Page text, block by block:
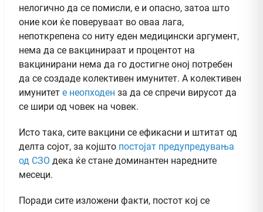
нелогично да се помисли, е и опасно, затоа што
оние кои ќе поверуваат во оваа лага,
непоткрепена со ниту еден медицински аргумент,
нема да се вакцинираат и процентот на
вакцинирани нема да го достигне оној потребен
да се создаде колективен имунитет. А колективен
имунитет е неопходен за да се спречи вирусот да
се шири од човек на човек.
Исто така, сите вакцини се ефикасни и штитат од
делта сојот, за којшто постојат предупредувања
од СЗО дека ќе стане доминантен наредните
месеци.
Поради сите изложени факти, постот кој се